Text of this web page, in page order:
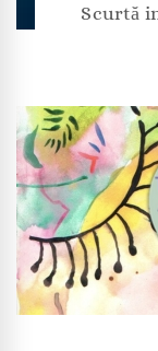
Scurtă